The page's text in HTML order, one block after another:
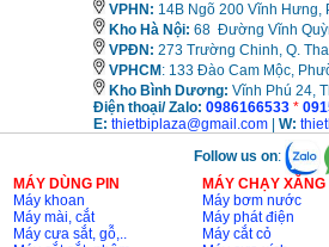
VPHN: 14B Ngõ 200 Vĩnh Hưng,
Kho Hà Nội: 68 Đường Vĩnh
VPĐN: 273 Trường Chinh, Q.
VPHCM : 133 Đào Cam Mộc,
Kho Bình Dương: Vĩnh Phú 24,
Điện thoại/ Zalo: 0986166533 *
E: thietbiplaza@gmail.com W:
Follow us on:
MÁY DÙNG PIN
Máy khoan
Máy mài, cắt
Máy cưa sắt, gỗ,..
MÁY CHẠY
Máy bơm nước
Máy phát điện
Máy cắt cỏ